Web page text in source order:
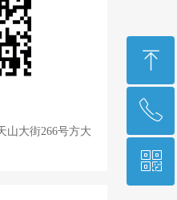
山大街266号方大
ꁸ
回到顶部
ꂅ
13731139664
ꀥ